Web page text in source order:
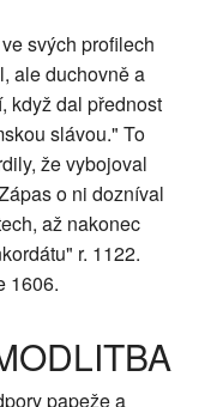
svých profilech
ale duchovně a
když dal přednost
slávou." To
že vybojoval
o ni dozníval
až nakonec
r. 1122.
1606.
papeže a